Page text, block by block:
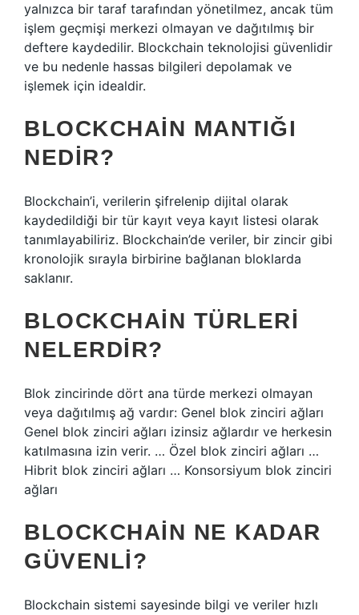
yalnızca bir taraf tarafından yönetilmez, ancak tüm
işlem geçmişi merkezi olmayan ve dağıtılmış bir
deftere kaydedilir. Blockchain teknolojisi güvenlidir
ve bu nedenle hassas bilgileri depolamak ve
işlemek için idealdir.
BLOCKCHAIN MANTIĞI
NEDIR?
Blockchain’i, verilerin şifrelenip dijital olarak
kaydedildiği bir tür kayıt veya kayıt listesi olarak
tanımlayabiliriz. Blockchain’de veriler, bir zincir gibi
kronolojik sırayla birbirine bağlanan bloklarda
saklanır.
BLOCKCHAIN TÜRLERI
NELERDIR?
Blok zincirinde dört ana türde merkezi olmayan
veya dağıtılmış ağ vardır: Genel blok zinciri ağları
Genel blok zinciri ağları izinsiz ağlardır ve herkesin
katılmasına izin verir. … Özel blok zinciri ağları …
Hibrit blok zinciri ağları … Konsorsiyum blok zinciri
ağları
BLOCKCHAIN NE KADAR
GÜVENLI?
Blockchain sistemi sayesinde bilgi ve veriler hızlı